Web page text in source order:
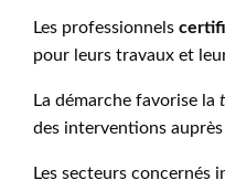
Les professionnels
pour leurs travaux et
La démarche favorise la
des interventions
Les secteurs concernés